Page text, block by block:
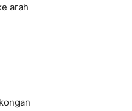
arah